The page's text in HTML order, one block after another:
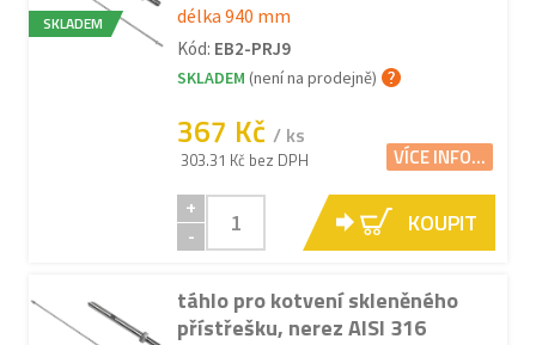
SKLADEM délka 940 mm
Kód: EB2-PRJ9
SKLADEM (není na prodejně)
367 Kč / ks
303.31 Kč bez DPH VÍCE INFO...
+
-
KOUPIT
táhlo pro kotvení skleněného
přístřešku, nerez AISI 316